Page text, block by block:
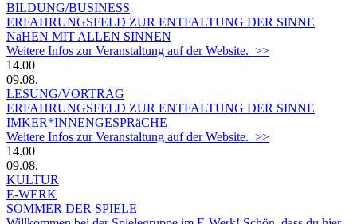
BILDUNG/BUSINESS
ERFAHRUNGSFELD ZUR ENTFALTUNG DER SINNE
NäHEN MIT ALLEN SINNEN
Weitere Infos zur Veranstaltung auf der Website. >>
14.00
09.08.
LESUNG/VORTRAG
ERFAHRUNGSFELD ZUR ENTFALTUNG DER SINNE
IMKER*INNENGESPRäCHE
Weitere Infos zur Veranstaltung auf der Website. >>
14.00
09.08.
KULTUR
E-WERK
SOMMER DER SPIELE